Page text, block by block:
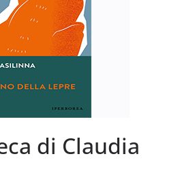
di Claudia